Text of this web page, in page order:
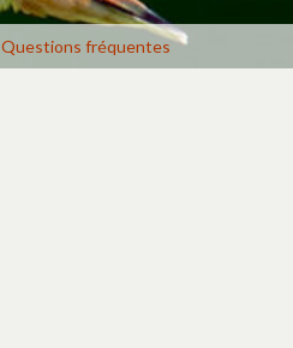
Questions fréquentes